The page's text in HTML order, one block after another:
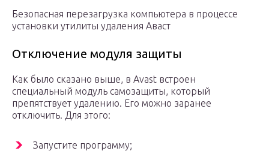
Безопасная перезагрузка компьютера в процессе
установки утилиты удаления Аваст
Отключение модуля защиты
Как было сказано выше, в Avast встроен
специальный модуль самозащиты, который
препятствует удалению. Его можно заранее
отключить. Для этого:
Запустите программу;